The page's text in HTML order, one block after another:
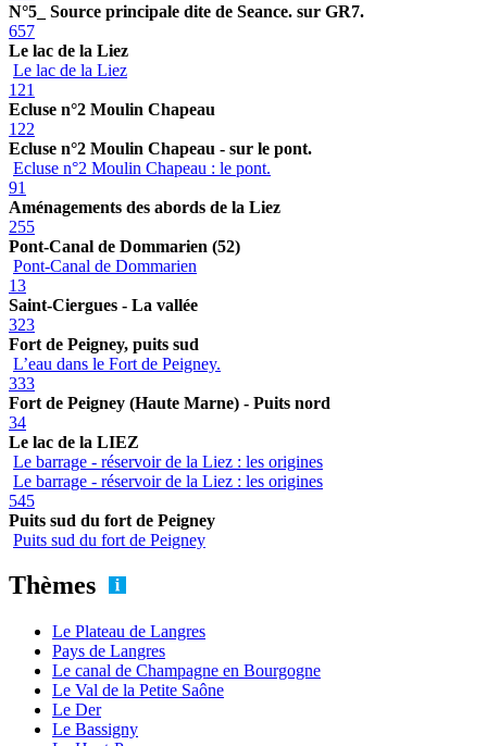
N°5_ Source principale dite de Seance. sur GR7.
657
Le lac de la Liez
Le lac de la Liez
121
Ecluse n°2 Moulin Chapeau
122
Ecluse n°2 Moulin Chapeau - sur le pont.
Ecluse n°2 Moulin Chapeau : le pont.
91
Aménagements des abords de la Liez
255
Pont-Canal de Dommarien (52)
Pont-Canal de Dommarien
13
Saint-Ciergues - La vallée
323
Fort de Peigney, puits sud
L’eau dans le Fort de Peigney.
333
Fort de Peigney (Haute Marne) - Puits nord
34
Le lac de la LIEZ
Le barrage - réservoir de la Liez : les origines
Le barrage - réservoir de la Liez : les origines
545
Puits sud du fort de Peigney
Puits sud du fort de Peigney
Thèmes
Le Plateau de Langres
Pays de Langres
Le canal de Champagne en Bourgogne
Le Val de la Petite Saône
Le Der
Le Bassigny